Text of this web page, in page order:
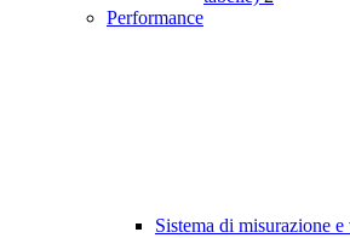
Performance
Sistema di misurazione